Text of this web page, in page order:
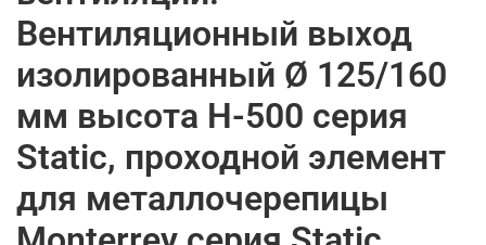
Вентиляционный выход
изолированный Ø 125/160
мм высота H-500 серия
Static, проходной элемент
для металлочерепицы